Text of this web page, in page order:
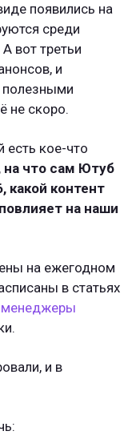
появились на
среди
вот третьи
и
полезными
не скоро.
есть кое-что
что сам Ютуб
какой контент
на наши
на ежегодном
в статьях
менеджеры
и в